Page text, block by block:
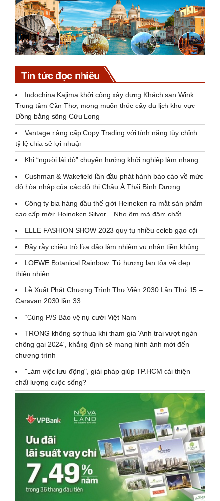
Tin tức đọc nhiều
Indochina Kajima khởi công xây dựng Khách sạn Wink
Trung tâm Cần Thơ, mong muốn thúc đẩy du lịch khu vực
Đồng bằng sông Cửu Long
Vantage nâng cấp Copy Trading với tính năng tùy chỉnh
tỷ lệ chia sẻ lợi nhuận
Khi “người lái đò” chuyển hướng khởi nghiệp làm nhang
Cushman & Wakefield lần đầu phát hành báo cáo về mức
độ hòa nhập của các đô thị Châu Á Thái Bình Dương
Công ty bia hàng đầu thế giới Heineken ra mắt sản phẩm
cao cấp mới: Heineken Silver – Nhẹ êm mà đậm chất
ELLE FASHION SHOW 2023 quy tụ nhiều celeb gạo cội
Đầy rẫy chiêu trò lừa đảo làm nhiệm vụ nhận tiền khủng
LOEWE Botanical Rainbow: Tứ hương lan tỏa vẻ đẹp
thiên nhiên
Lễ Xuất Phát Chương Trình Thư Viện 2030 Lần Thứ 15 –
Caravan 2030 lần 33
“Cùng P/S Bảo vệ nụ cười Việt Nam”
TRONG không sợ thua khi tham gia 'Anh trai vượt ngàn
chông gai 2024', khẳng định sẽ mang hình ảnh mới đến
chương trình
"Làm việc lưu động", giải pháp giúp TP.HCM cải thiện
chất lượng cuộc sống?